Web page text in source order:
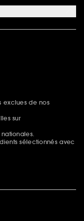
exclues de nos
sur
sélectionnés avec